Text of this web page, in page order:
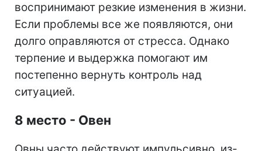
воспринимают резкие изменения в жизни.
Если проблемы все же появляются, они
долго оправляются от стресса. Однако
терпение и выдержка помогают им
постепенно вернуть контроль над
ситуацией.
8 место - Овен